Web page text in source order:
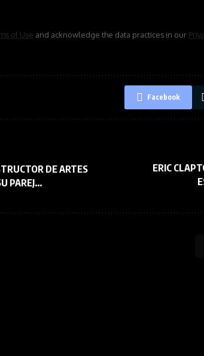
of Use and acknowledge the data practices in our
Facebook
DE ARTES
PAREJ…
ERIC